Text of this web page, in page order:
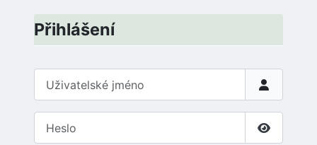
Přihlášení
Uživatelské jméno